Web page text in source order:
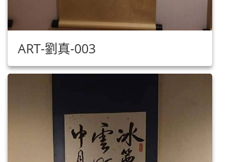
ART-劉真-003